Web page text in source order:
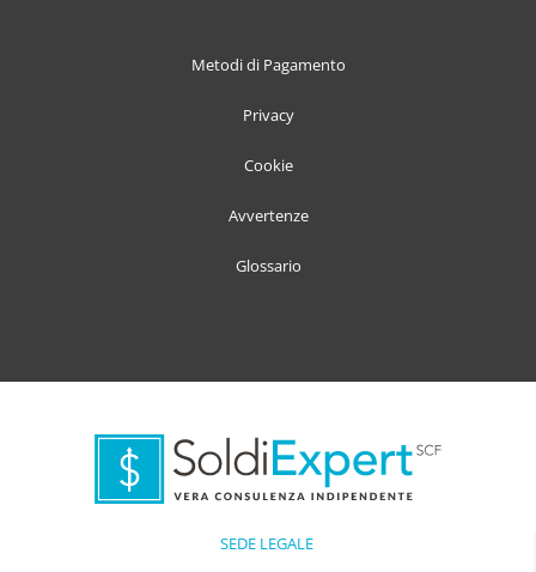
Metodi di Pagamento
Privacy
Cookie
Avvertenze
Glossario
SEDE LEGALE